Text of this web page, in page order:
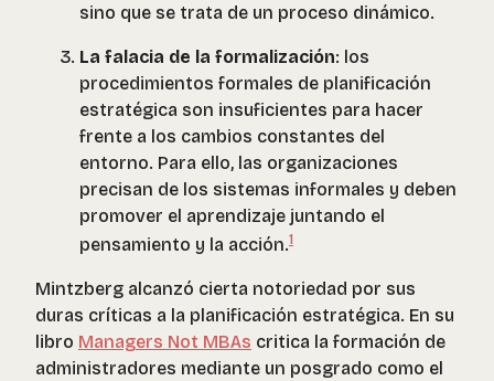
sino que se trata de un proceso dinámico.
La falacia de la formalización: los
procedimientos formales de planificación
estratégica son insuficientes para hacer
frente a los cambios constantes del
entorno. Para ello, las organizaciones
precisan de los sistemas informales y deben
promover el aprendizaje juntando el
pensamiento y la acción.1
Mintzberg alcanzó cierta notoriedad por sus
duras críticas a la planificación estratégica. En su
libro Managers Not MBAs critica la formación de
administradores mediante un posgrado como el